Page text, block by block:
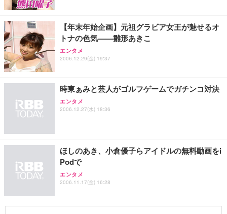
【年末年始企画】元祖グラビア女王が魅せるオ
トナの色気——雛形あきこ
エンタメ
2006.12.29(金) 19:37
時東ぁみと芸人がゴルフゲームでガチンコ対決
エンタメ
2006.12.27(水) 18:36
ほしのあき、小倉優子らアイドルの無料動画をi
Podで
エンタメ
2006.11.17(金) 16:28